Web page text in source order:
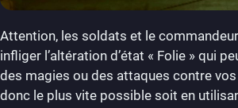
Attention, les soldats et le
infliger l’altération d’état « Folie » qui
des magies ou des attaques contre
donc le plus vite possible soit en